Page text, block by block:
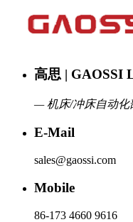
高思 | GAOSSI
— 机床/冲床自动化
E-Mail
sales@gaossi.com
Mobile
86-173 4660 9616